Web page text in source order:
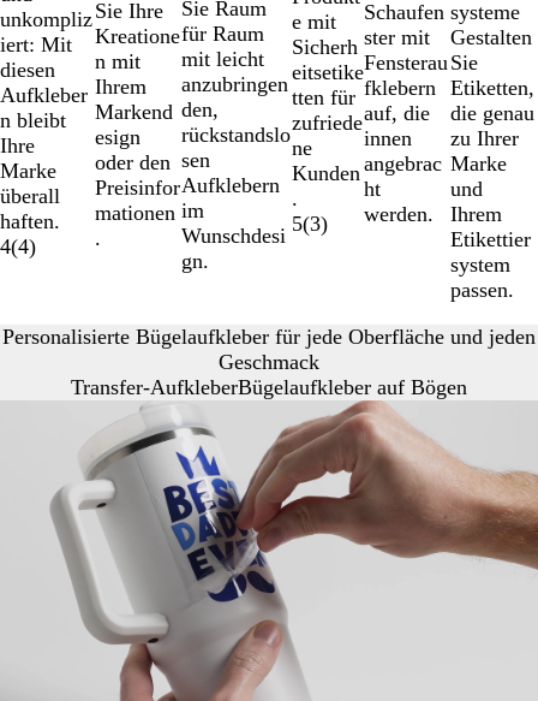
unkompliz
iert: Mit
diesen
Aufkleber
n bleibt
Ihre
Marke
überall
haften.
4(4)
Sie Ihre
Kreatione
n mit
Ihrem
Markend
esign
oder den
Preisinfor
mationen
.
Sie Raum
für Raum
mit leicht
anzubringen
den,
rückstandslo
sen
Aufklebern
im
Wunschdesi
gn.
e mit
Sicherh
eitsetike
tten für
zufriede
ne
Kunden
.
5(3)
Schaufen
ster mit
Fensterau
fklebern
auf, die
innen
angebrac
ht
werden.
systeme
Gestalten
Sie
Etiketten,
die genau
zu Ihrer
Marke
und
Ihrem
Etikettier
system
passen.
Personalisierte Bügelaufkleber für jede Oberfläche und jeden
Geschmack
Transfer-AufkleberBügelaufkleber auf Bögen